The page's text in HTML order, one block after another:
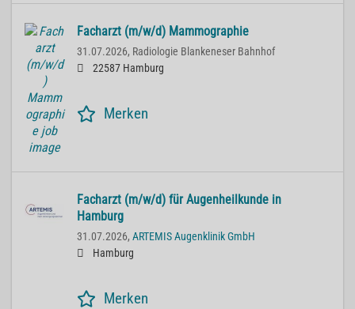
Facharzt (m/w/d) Mammographie
31.07.2026, Radiologie Blankeneser Bahnhof
22587 Hamburg
Merken
Facharzt (m/w/d) für Augenheilkunde in
Hamburg
31.07.2026, ARTEMIS Augenklinik GmbH
Hamburg
Merken